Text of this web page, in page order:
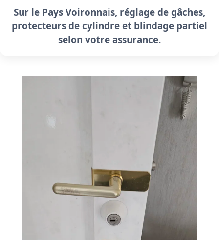
Sur le Pays Voironnais, réglage de gâches,
protecteurs de cylindre et blindage partiel
selon votre assurance.